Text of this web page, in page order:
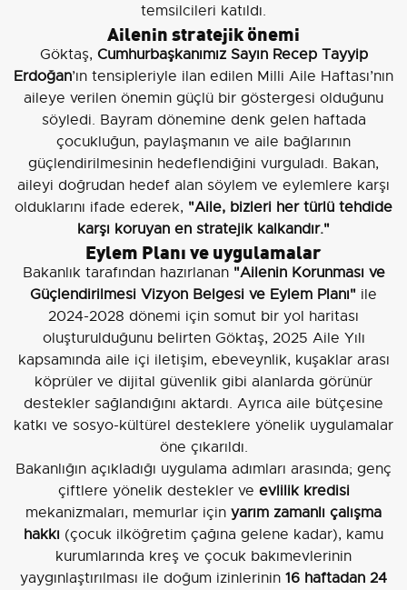
temsilcileri katıldı.
Ailenin stratejik önemi
Göktaş, Cumhurbaşkanımız Sayın Recep Tayyip
Erdoğan’ın tensipleriyle ilan edilen Milli Aile Haftası’nın
aileye verilen önemin güçlü bir göstergesi olduğunu
söyledi. Bayram dönemine denk gelen haftada
çocukluğun, paylaşmanın ve aile bağlarının
güçlendirilmesinin hedeflendiğini vurguladı. Bakan,
aileyi doğrudan hedef alan söylem ve eylemlere karşı
olduklarını ifade ederek, "Aile, bizleri her türlü tehdide
karşı koruyan en stratejik kalkandır."
Eylem Planı ve uygulamalar
Bakanlık tarafından hazırlanan "Ailenin Korunması ve
Güçlendirilmesi Vizyon Belgesi ve Eylem Planı" ile
2024-2028 dönemi için somut bir yol haritası
oluşturulduğunu belirten Göktaş, 2025 Aile Yılı
kapsamında aile içi iletişim, ebeveynlik, kuşaklar arası
köprüler ve dijital güvenlik gibi alanlarda görünür
destekler sağlandığını aktardı. Ayrıca aile bütçesine
katkı ve sosyo-kültürel desteklere yönelik uygulamalar
öne çıkarıldı.
Bakanlığın açıkladığı uygulama adımları arasında; genç
çiftlere yönelik destekler ve evlilik kredisi
mekanizmaları, memurlar için yarım zamanlı çalışma
hakkı (çocuk ilköğretim çağına gelene kadar), kamu
kurumlarında kreş ve çocuk bakımevlerinin
yaygınlaştırılması ile doğum izinlerinin 16 haftadan 24